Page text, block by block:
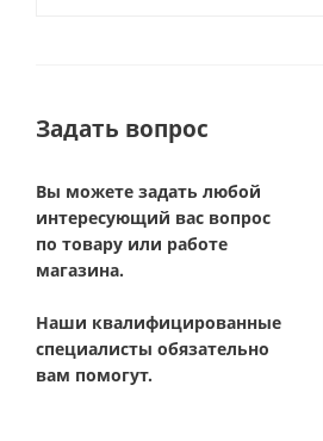
Задать вопрос
Вы можете задать любой
интересующий вас вопрос
по товару или работе
магазина.
Наши квалифицированные
специалисты обязательно
вам помогут.